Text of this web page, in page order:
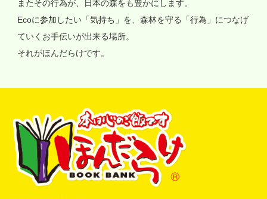
またその行為が、日本の森をも豊かにします。
Ecoに参加したい「気持ち」を、森林を守る「行為」につなげ
ていくお手伝いが出来る場所。
それがほんだらけです。